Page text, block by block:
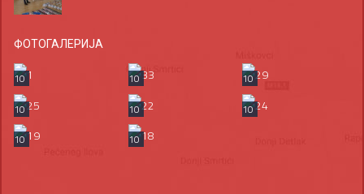
ФОТОГАЛЕРИЈА
10 10
10
10
10
10
10
10